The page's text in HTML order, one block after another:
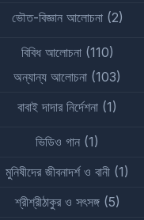
ভৌত-বিজ্ঞান আলোচনা(2)
বিবিধ আলোচনা(110)
অন্যান্য আলোচনা (103)
বাবাই দাদার নির্দেশনা (1)
ভিডিও গান (1)
মুনিষীদের জীবনাদর্শ ও বানী (1)
শ্রীশ্রীঠাকুর ও সৎসঙ্গ(5)